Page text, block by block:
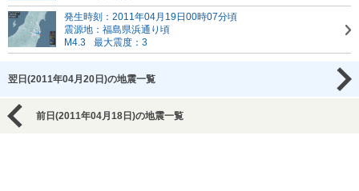
発生時刻：2011年04月19日00時07分頃
震源地：福島県浜通り頃
M4.3
最大震度：3
翌日(2011年04月20日)の地震一覧
前日(2011年04月18日)の地震一覧